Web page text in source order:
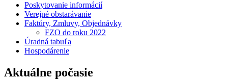
Poskytovanie informácií
Verejné obstarávanie
Faktúry, Zmluvy, Objednávky
FZO do roku 2022
Úradná tabuľa
Hospodárenie
Aktuálne počasie